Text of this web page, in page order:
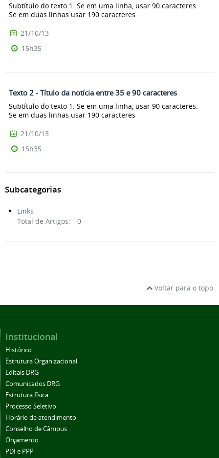
Subtítulo do texto 1. Se em uma linha, usar 90 caracteres.
Se em duas linhas usar 190 caracteres
21/10/13
15h35
Texto 2 - Título da notícia entre 35 e 90 caracteres
Subtítulo do texto 1. Se em uma linha, usar 90 caracteres.
Se em duas linhas usar 190 caracteres
21/10/13
15h35
Subcategorias
Links
Total de Artigos:
0
Voltar para o topo
Institucional
Histórico
Estrutura Organizacional
Editais DRG
Comunicados DRG
Estrutura física
Processo Seletivo
Horário de atendimento
Conselho de Câmpus
Orçamento
PDI e PPP